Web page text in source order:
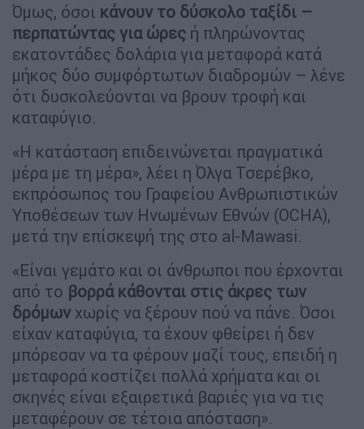
Όμως, όσοι κάνουν το δύσκολο ταξίδι –
περπατώντας για ώρες ή πληρώνοντας
εκατοντάδες δολάρια για μεταφορά κατά
μήκος δύο συμφόρτωτων διαδρομών – λένε
ότι δυσκολεύονται να βρουν τροφή και
καταφύγιο.
«Η κατάσταση επιδεινώνεται πραγματικά
μέρα με τη μέρα», λέει η Όλγα Τσερέβκο,
εκπρόσωπος του Γραφείου Ανθρωπιστικών
Υποθέσεων των Ηνωμένων Εθνών (OCHA),
μετά την επίσκεψή της στο al-Mawasi.
«Είναι γεμάτο και οι άνθρωποι που έρχονται
από το βορρά κάθονται στις άκρες των
δρόμων χωρίς να ξέρουν πού να πάνε. Όσοι
είχαν καταφύγια, τα έχουν φθείρει ή δεν
μπόρεσαν να τα φέρουν μαζί τους, επειδή η
μεταφορά κοστίζει πολλά χρήματα και οι
σκηνές είναι εξαιρετικά βαριές για να τις
μεταφέρουν σε τέτοια απόσταση».